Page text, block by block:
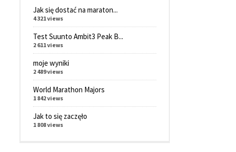
Jak się dostać na maraton...
4 321 views
Test Suunto Ambit3 Peak B...
2 611 views
moje wyniki
2 489 views
World Marathon Majors
1 842 views
Jak to się zaczęło
1 808 views